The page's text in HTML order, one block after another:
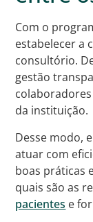
Com o
estabelecer a
consultório.
gestão
da instituição.
Desse modo,
atuar com
boas práticas
quais são as
pacientes e